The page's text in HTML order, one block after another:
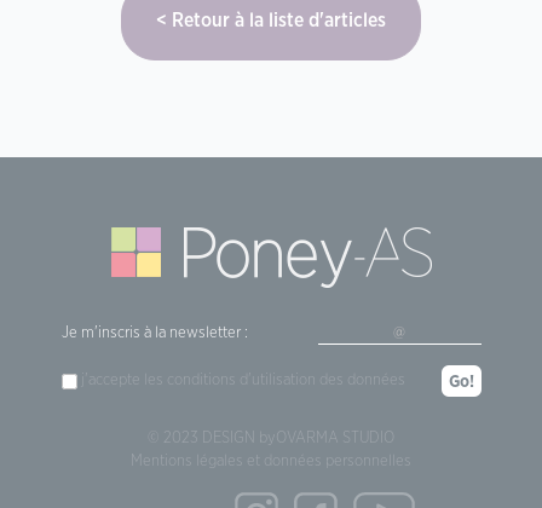
Retour à la liste d'articles
© 2023 DESIGN by
OVARMA STUDIO
Mentions légales et données personnelles
Je m'inscris à la newsletter :
j'accepte les conditions d'utilisation des données Go!